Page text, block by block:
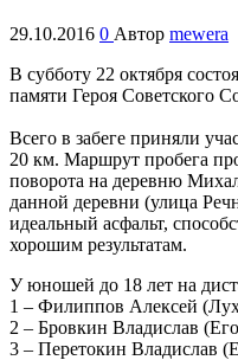
29.10.2016 0 Автор mewera
В субботу 22 октября
памяти Героя Советского
Всего в забеге приняли
20 км. Маршрут пробега
поворота на деревню
данной деревни (улица
идеальный асфальт,
хорошим результатам.
У юношей до 18 лет на
1 – Филиппов Алексей
2 – Бровкин Владислав
3 – Перетокин Владислав